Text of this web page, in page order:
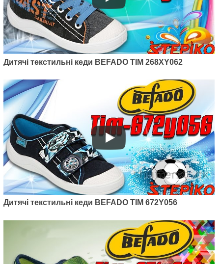
Артикул: 907P121
Дитячі текстильні кеди Befado
Maxi 212P072
Дитячі текстильні кеди BEFADO TIM 268XY062
Дитячі текстильні кеди BEFADO TIM 672Y056